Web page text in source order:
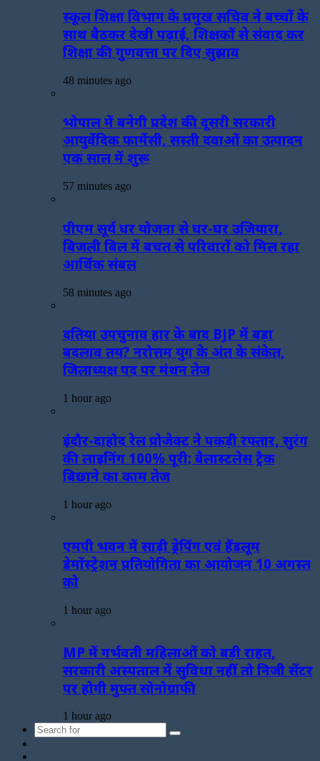
स्कूल शिक्षा विभाग के प्रमुख सचिव ने बच्चों के
साथ बैठकर देखी पढ़ाई, शिक्षकों से संवाद कर
शिक्षा की गुणवत्ता पर दिए सुझाव
48 minutes ago
भोपाल में बनेगी प्रदेश की दूसरी सरकारी
आयुर्वेदिक फार्मेसी, सस्ती दवाओं का उत्पादन
एक साल में शुरू
57 minutes ago
पीएम सूर्य घर योजना से घर-घर उजियारा,
बिजली बिल में बचत से परिवारों को मिल रहा
आर्थिक संबल
58 minutes ago
दतिया उपचुनाव हार के बाद BJP में बड़ा
बदलाव तय? नरोत्तम युग के अंत के संकेत,
जिलाध्यक्ष पद पर मंथन तेज
1 hour ago
इंदौर-दाहोद रेल प्रोजेक्ट ने पकड़ी रफ्तार, सुरंग
की लाइनिंग 100% पूरी; बैलास्टलेस ट्रैक
बिछाने का काम तेज
1 hour ago
एमपी भवन में साड़ी ड्रेपिंग एवं हैंडलूम
डेमोंस्ट्रेशन प्रतियोगिता का आयोजन 10 अगस्त
को
1 hour ago
MP में गर्भवती महिलाओं को बड़ी राहत,
सरकारी अस्पताल में सुविधा नहीं तो निजी सेंटर
पर होगी मुफ्त सोनोग्राफी
1 hour ago
Search